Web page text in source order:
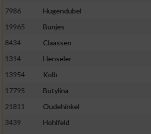
7986
Hugendubel
19965
Bunjes
8434
Claassen
1314
Henseler
13954
Kolb
17795
Butylina
21811
Oudehinkel
3439
Hohlfeld